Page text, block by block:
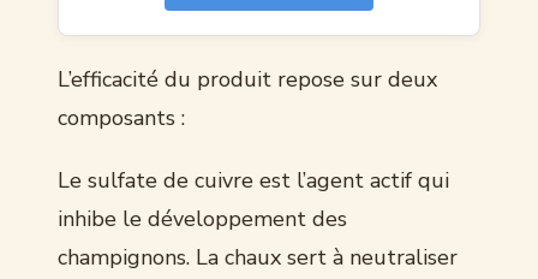
L’efficacité du produit repose sur deux
composants :
Le sulfate de cuivre est l’agent actif qui
inhibe le développement des
champignons. La chaux sert à neutraliser